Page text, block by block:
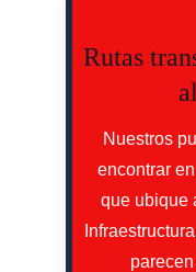
Rutas
Nuestros
encontrar
que ubique